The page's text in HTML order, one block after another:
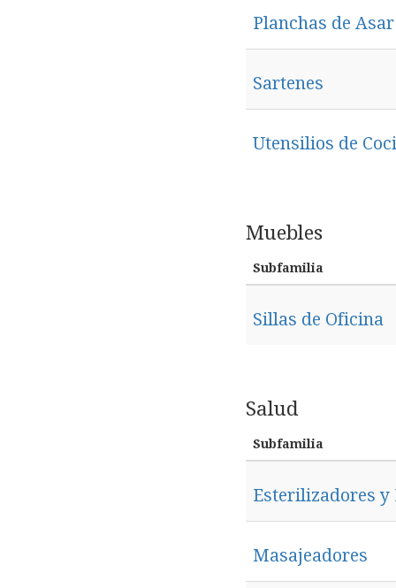
Planchas de
Sartenes
Utensilios de
Muebles
Subfamilia
Sillas de Oficina
Salud
Subfamilia
Esterilizadores y
Masajeadores